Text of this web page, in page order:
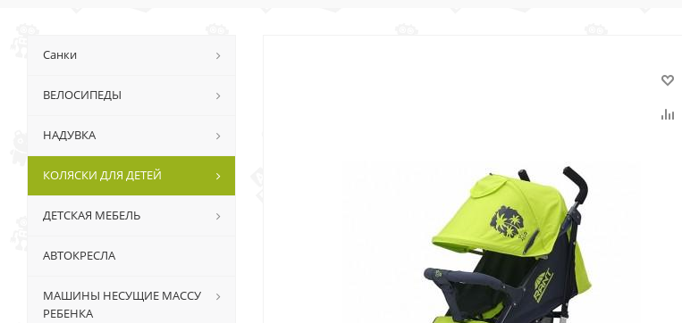
Санки
ВЕЛОСИПЕДЫ
НАДУВКА
КОЛЯСКИ ДЛЯ ДЕТЕЙ
ДЕТСКАЯ МЕБЕЛЬ
АВТОКРЕСЛА
МАШИНЫ НЕСУЩИЕ МАССУ
РЕБЕНКА